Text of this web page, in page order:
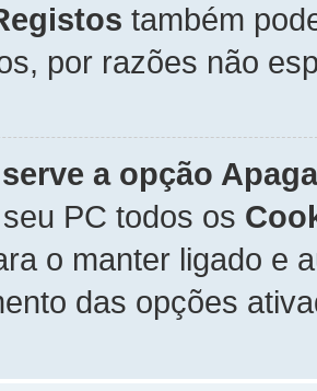
também
por razões não
a opção
PC todos os
o manter ligado e
das opções